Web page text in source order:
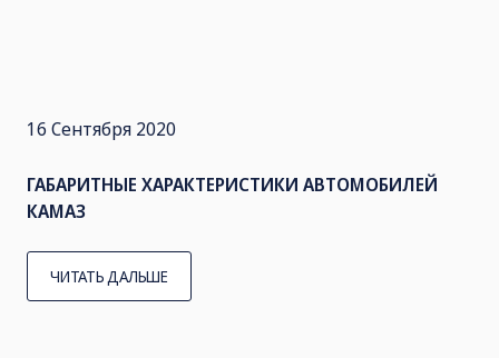
16 Сентября 2020
ГАБАРИТНЫЕ ХАРАКТЕРИСТИКИ АВТОМОБИЛЕЙ
КАМАЗ
ЧИТАТЬ ДАЛЬШЕ